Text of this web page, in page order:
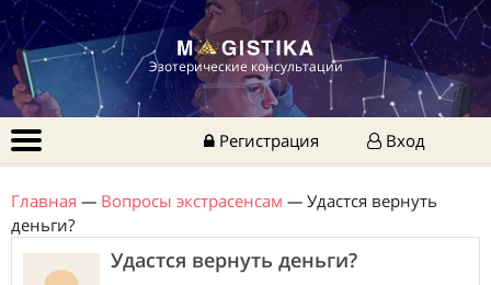
Эзотерические консультации
Регистрация Вход
Главная — Вопросы экстрасенсам — Удастся вернуть
деньги?
Удастся вернуть деньги?